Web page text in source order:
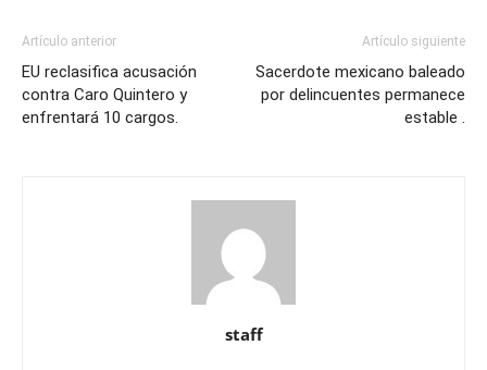
Artículo anterior
EU reclasifica acusación
contra Caro Quintero y
enfrentará 10 cargos.
Artículo siguiente
Sacerdote mexicano baleado
por delincuentes permanece
estable .
staff